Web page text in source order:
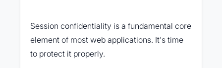
Session confidentiality is a fundamental core
element of most web applications. It's time
to protect it properly.